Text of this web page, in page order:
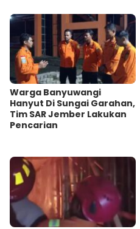
Warga Banyuwangi
Hanyut Di Sungai Garahan,
Tim SAR Jember Lakukan
Pencarian